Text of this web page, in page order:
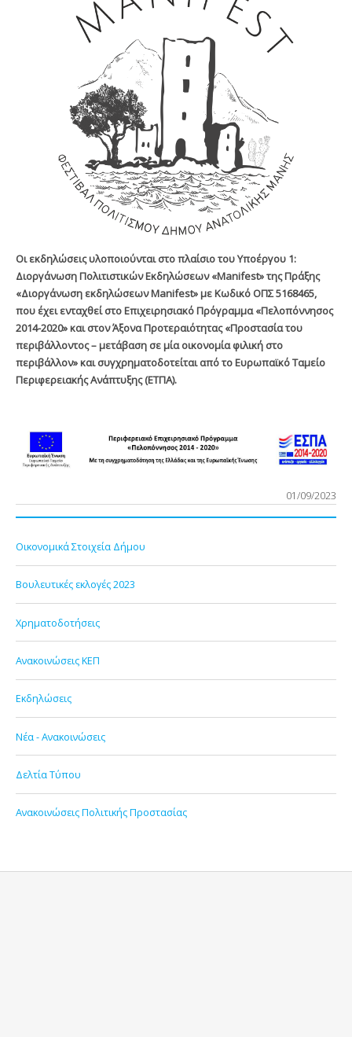
Οι εκδηλώσεις υλοποιούνται στο πλαίσιο του Υποέργου 1:
Διοργάνωση Πολιτιστικών Εκδηλώσεων «Manifest» της Πράξης
«Διοργάνωση εκδηλώσεων Manifest» με Κωδικό ΟΠΣ 5168465,
που έχει ενταχθεί στο Επιχειρησιακό Πρόγραμμα «Πελοπόννησος
2014-2020» και στον Άξονα Προτεραιότητας «Προστασία του
περιβάλλοντος – μετάβαση σε μία οικονομία φιλική στο
περιβάλλον» και συγχρηματοδοτείται από το Ευρωπαϊκό Ταμείο
Περιφερειακής Ανάπτυξης (ΕΤΠΑ).
01/09/2023
Οικονομικά Στοιχεία Δήμου
Βουλευτικές εκλογές 2023
Χρηματοδοτήσεις
Ανακοινώσεις ΚΕΠ
Εκδηλώσεις
Νέα - Ανακοινώσεις
Δελτία Τύπου
Ανακοινώσεις Πολιτικής Προστασίας